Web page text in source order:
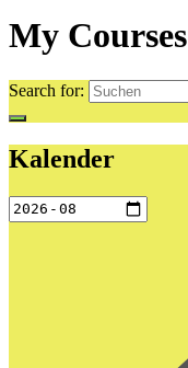
My Courses
Search for:
Kalender